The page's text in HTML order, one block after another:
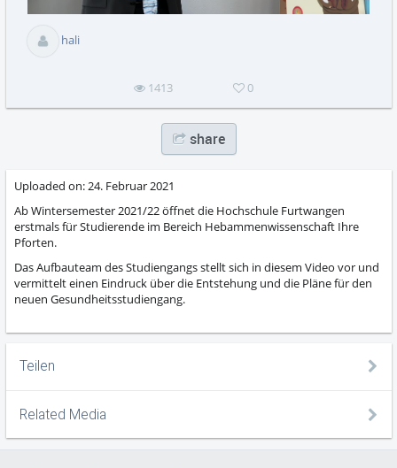
hali
1413 0
share
Uploaded on:24. Februar 2021
Ab Wintersemester 2021/22 öffnet die Hochschule Furtwangen
erstmals für Studierende im Bereich Hebammenwissenschaft Ihre
Pforten.
Das Aufbauteam des Studiengangs stellt sich in diesem Video vor und
vermittelt einen Eindruck über die Entstehung und die Pläne für den
neuen Gesundheitsstudiengang.
Teilen
Related Media